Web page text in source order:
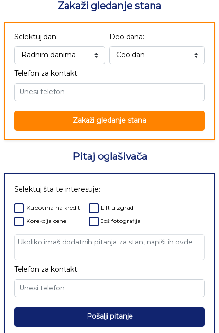
Zakaži gledanje stana
Selektuj dan: Deo dana:
Telefon za kontakt:
Zakaži gledanje stana
Pitaj oglašivača
Selektuj šta te interesuje:
Kupovina na kredit
Korekcija cene
Lift u zgradi
Još fotografija
Telefon za kontakt:
Pošalji pitanje